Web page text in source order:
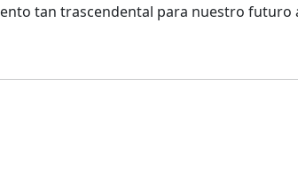
tan trascendental para nuestro futuro